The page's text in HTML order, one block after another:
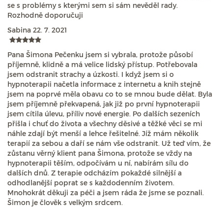
se s problémy s kterými sem si sám nevěděl rady.
Rozhodně doporučuji
Sabina 22. 7. 2021
Pana Šimona Pečenku jsem si vybrala, protože působí
příjemně, klidně a má velice lidský přístup. Potřebovala
jsem odstranit strachy a úzkosti. I když jsem si o
hypnoterapii načetla informace z internetu a knih stejně
jsem na poprvé měla obavu co to se mnou bude dělat. Byla
jsem příjemně překvapená, jak již po první hypnoterapii
jsem cítila úlevu, příliv nové energie. Po dalších sezeních
přišla i chuť do života a všechny děsivé a těžké věci se mi
náhle zdají být menší a lehce řešitelné. Jíž mám několik
terapií za sebou a daří se nám vše odstranit. Už teď vím, že
zůstanu věrný klient pana Šimona, protože se vždy na
hypnoterapii těším, odpočívám u ní, nabírám sílu do
dalších dnů. Z terapie odcházím pokaždé silnější a
odhodlanější poprat se s každodenním životem.
Mnohokrát děkuji za péči a jsem ráda že jsme se poznali.
Šimon je člověk s velkým srdcem.